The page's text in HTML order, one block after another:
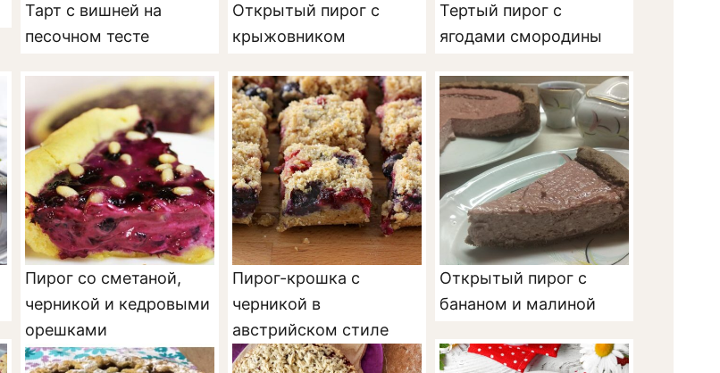
Тарт с вишней на
песочном тесте
Открытый пирог с
крыжовником
Тертый пирог с
ягодами смородины
Пирог со сметаной,
черникой и кедровыми
орешками
Пирог-крошка с
черникой в
австрийском стиле
Открытый пирог с
бананом и малиной